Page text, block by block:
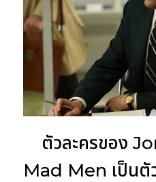
ตัวละครของ
Mad Men เป็นตั